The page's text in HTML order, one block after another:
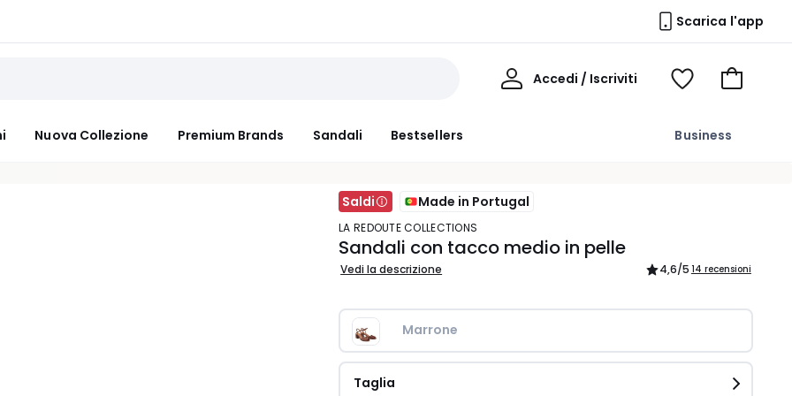
Scarica l'app
Nuova Collezione Premium Brands Sandali Bestsellers Business
Accedi / Iscriviti
Voir
Vai
Saldi Made in Portugal
LA REDOUTE COLLECTIONS
Sandali con tacco medio in pelle
Vedi la descrizione 4,6/5 14 recensioni
Marrone
Taglia